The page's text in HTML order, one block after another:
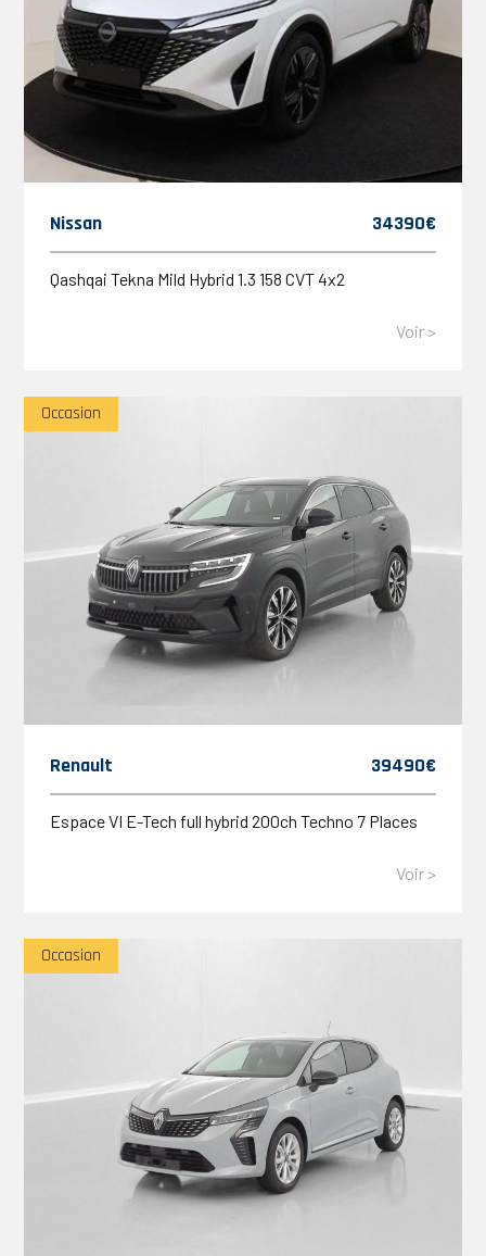
Nissan 34390€
Qashqai Tekna Mild Hybrid 1.3 158 CVT 4x2
Voir >
Occasion
Renault 39490€
Espace VI E-Tech full hybrid 200ch Techno 7 Places
Voir >
Occasion